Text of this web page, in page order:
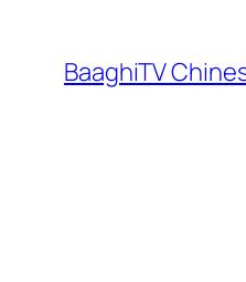
content
BaaghiTV